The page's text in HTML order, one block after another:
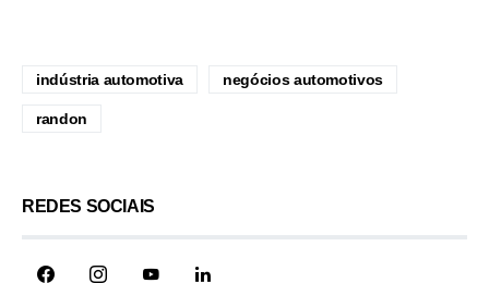
indústria automotiva negócios automotivos
randon
REDES SOCIAIS